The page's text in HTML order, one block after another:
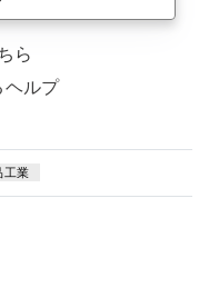
ら
ヘルプ
工業